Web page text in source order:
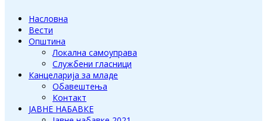
Насловна
Вести
Општина
Локална самоуправа
Службени гласници
Канцеларија за младе
Обавештења
Контакт
ЈАВНЕ НАБАВКЕ